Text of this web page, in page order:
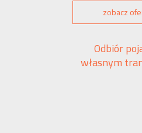
zobacz
Odbiór
własnym